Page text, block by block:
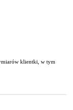
klientki, w tym